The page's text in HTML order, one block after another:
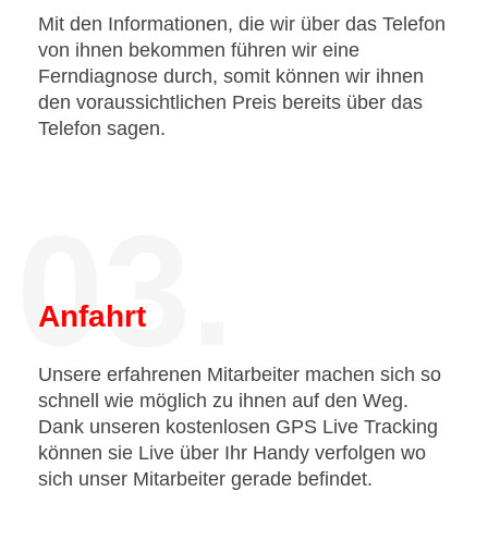
Mit den Informationen, die wir über das Telefon
von ihnen bekommen führen wir eine
Ferndiagnose durch, somit können wir ihnen
den voraussichtlichen Preis bereits über das
Telefon sagen.
03.
Anfahrt
Unsere erfahrenen Mitarbeiter machen sich so
schnell wie möglich zu ihnen auf den Weg.
Dank unseren kostenlosen GPS Live Tracking
können sie Live über Ihr Handy verfolgen wo
sich unser Mitarbeiter gerade befindet.